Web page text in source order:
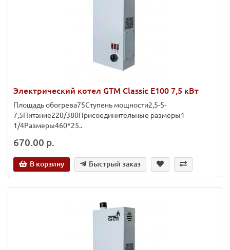
Электрический котел GTM Classic E100 7,5 кВт
Площадь обогрева75Ступень мощности2,5-5-
7,5Питание220/380Присоединительные размеры1
1/4Размеры460*25..
670.00 р.
В корзину Быстрый заказ